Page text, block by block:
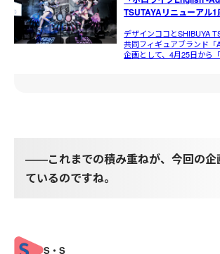
TSUTAYAリニューアル1
| COVERedge
デザインココとSHIBUYA
共同フィギュアブランド
企画として、4月25日から
――これまでの積み重ねが、今回の企
ているのですね。